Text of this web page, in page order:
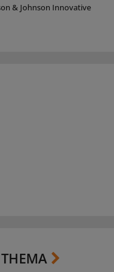
& Johnson Innovative